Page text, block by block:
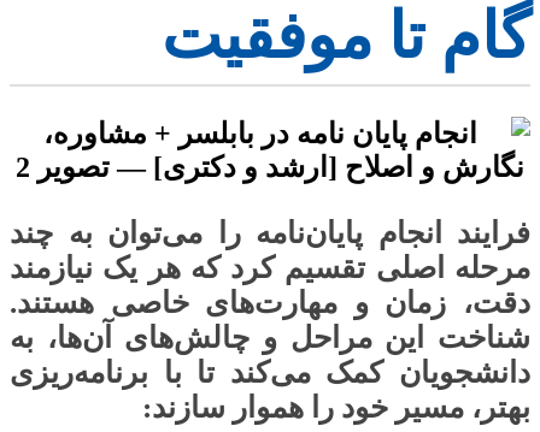
گام تا موفقیت
فرایند انجام پایان‌نامه را می‌توان به چند
مرحله اصلی تقسیم کرد که هر یک نیازمند
دقت، زمان و مهارت‌های خاصی هستند.
شناخت این مراحل و چالش‌های آن‌ها، به
دانشجویان کمک می‌کند تا با برنامه‌ریزی
بهتر، مسیر خود را هموار سازند: